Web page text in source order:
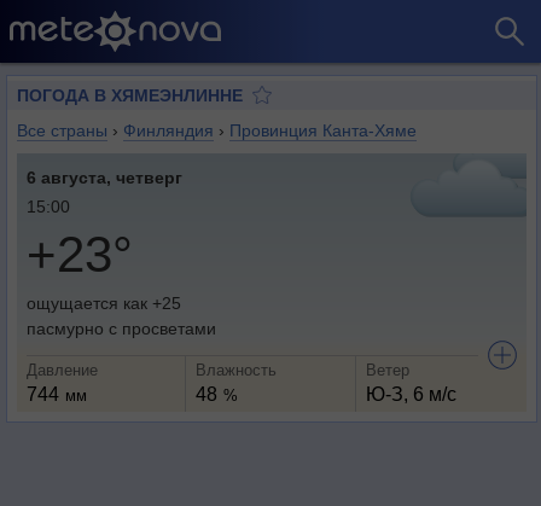
ПОГОДА В ХЯМЕЭНЛИННЕ
Все страны › Финляндия › Провинция Канта-Хяме
6 августа, четверг
15:00
+23°
ощущается как +25
пасмурно с просветами
Давление
744 мм
Влажность
48 %
Ветер
Ю-З, 6 м/с